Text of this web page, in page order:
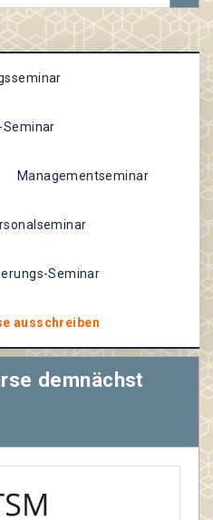
Seminar
Managementseminar
Seminar
ausschreiben
demnächst